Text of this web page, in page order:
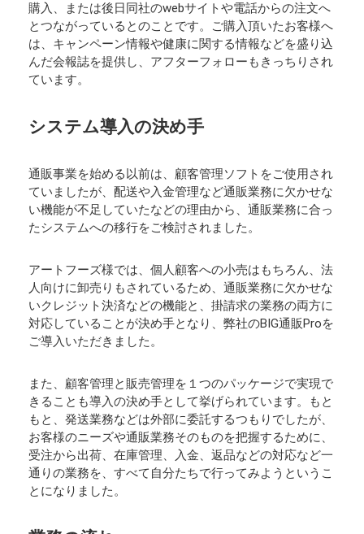
購入、または後日同社のwebサイトや電話からの注文へ
とつながっているとのことです。ご購入頂いたお客様へ
は、キャンペーン情報や健康に関する情報などを盛り込
んだ会報誌を提供し、アフターフォローもきっちりされ
ています。
システム導入の決め手
通販事業を始める以前は、顧客管理ソフトをご使用され
ていましたが、配送や入金管理など通販業務に欠かせな
い機能が不足していたなどの理由から、通販業務に合っ
たシステムへの移行をご検討されました。
アートフーズ様では、個人顧客への小売はもちろん、法
人向けに卸売りもされているため、通販業務に欠かせな
いクレジット決済などの機能と、掛請求の業務の両方に
対応していることが決め手となり、弊社のBIG通販Proを
ご導入いただきました。
また、顧客管理と販売管理を１つのパッケージで実現で
きることも導入の決め手として挙げられています。もと
もと、発送業務などは外部に委託するつもりでしたが、
お客様のニーズや通販業務そのものを把握するために、
受注から出荷、在庫管理、入金、返品などの対応など一
通りの業務を、すべて自分たちで行ってみようというこ
とになりました。